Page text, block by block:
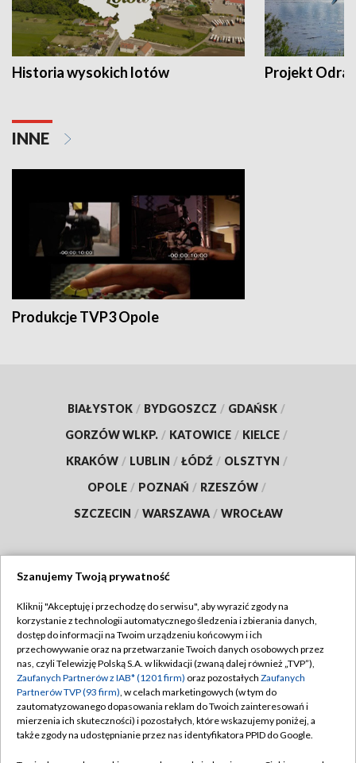
Historia wysokich lotów Projekt Odra
INNE
Produkcje TVP3 Opole
BIAŁYSTOK / BYDGOSZCZ / GDAŃSK /
GORZÓW WLKP. / KATOWICE / KIELCE /
KRAKÓW / LUBLIN / ŁÓDŹ / OLSZTYN /
OPOLE / POZNAŃ / RZESZÓW /
SZCZECIN / WARSZAWA / WROCŁAW
TVP
Abonament TVP
Emisja w TVP
Centrum informacji TVP
Naziemna Telewizja Cyfrowa
Regulamin TVP
Polityka prywatności
Moje zgody
Pomoc
Szanujemy Twoją prywatność
Kliknij "Akceptuję i przechodzę do serwisu", aby wyrazić zgody na
korzystanie z technologii automatycznego śledzenia i zbierania danych,
dostęp do informacji na Twoim urządzeniu końcowym i ich
przechowywanie oraz na przetwarzanie Twoich danych osobowych przez
nas, czyli Telewizję Polską S.A. w likwidacji (zwaną dalej również „TVP”),
Zaufanych Partnerów z IAB* (1201 firm) oraz pozostałych Zaufanych
Partnerów TVP (93 firm), w celach marketingowych (w tym do
zautomatyzowanego dopasowania reklam do Twoich zainteresowań i
mierzenia ich skuteczności) i pozostałych, które wskazujemy poniżej, a
także zgody na udostępnianie przez nas identyfikatora PPID do Google.